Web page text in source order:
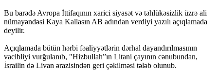
Bu barədə Avropa İttifaqının xarici siyasət və təhlükəsizlik üzrə ali
nümayəndəsi Kaya Kallasın AB adından verdiyi yazılı açıqlamada
deyilir.
Açıqlamada bütün hərbi fəaliyyətlərin dərhal dayandırılmasının
vacibliyi vurğulanıb, "Hizbullah”ın Litani çayının cənubundan,
İsrailin də Livan ərazisindən geri çəkilməsi tələb olunub.